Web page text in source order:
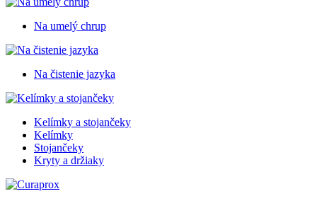
Na umelý chrup
Na čistenie jazyka
Kelímky a stojančeky
Kelímky
Stojančeky
Kryty a držiaky